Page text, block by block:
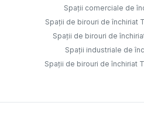
Spații comerciale de
Spații de birouri de închiriat
Spații de birouri de
Spații industriale de
Spații de birouri de închiriat